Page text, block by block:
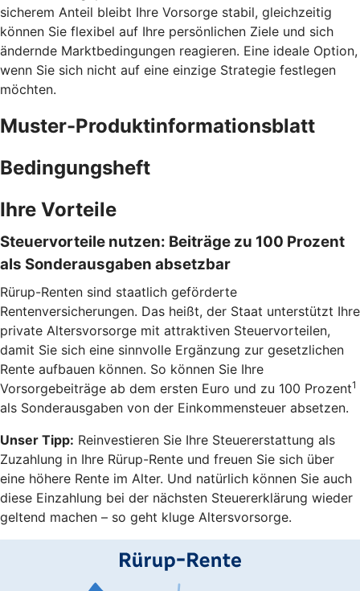
sicherem Anteil bleibt Ihre Vorsorge stabil, gleichzeitig
können Sie flexibel auf Ihre persönlichen Ziele und sich
ändernde Marktbedingungen reagieren. Eine ideale Option,
wenn Sie sich nicht auf eine einzige Strategie festlegen
möchten.
Muster-Produktinformationsblatt
Bedingungsheft
Ihre Vorteile
Steuervorteile nutzen: Beiträge zu 100 Prozent
als Sonderausgaben absetzbar
Rürup-Renten sind staatlich geförderte
Rentenversicherungen. Das heißt, der Staat unterstützt Ihre
private Altersvorsorge mit attraktiven Steuervorteilen,
damit Sie sich eine sinnvolle Ergänzung zur gesetzlichen
Rente aufbauen können. So können Sie Ihre
Vorsorgebeiträge ab dem ersten Euro und zu 100 Prozent1
als Sonderausgaben von der Einkommensteuer absetzen.
Unser Tipp: Reinvestieren Sie Ihre Steuererstattung als
Zuzahlung in Ihre Rürup-Rente und freuen Sie sich über
eine höhere Rente im Alter. Und natürlich können Sie auch
diese Einzahlung bei der nächsten Steuererklärung wieder
geltend machen – so geht kluge Altersvorsorge.